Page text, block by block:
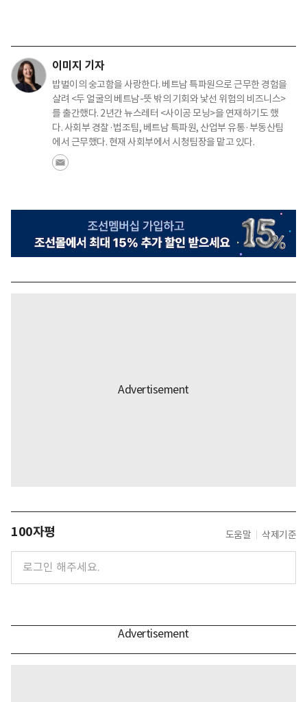
이미지 기자
밥벌이의 숭고함을 사랑한다. 베트남 특파원으로 근무한 경험을
살려 <두 얼굴의 베트남-뜻 밖의 기회와 낯선 위험의 비즈니스>
를 출간했다. 2년간 뉴스레터 <사이공 모닝>을 연재하기도 했
다. 사회부 경찰·법조팀, 베트남 특파원, 산업부 유통·부동산팀
에서 근무했다. 현재 사회부에서 시청팀장을 맡고 있다.
100자평 도움말 삭제기준